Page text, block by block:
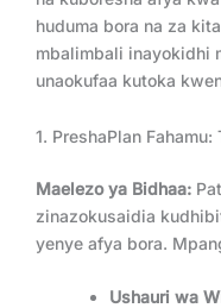
huduma bora na za
mbalimbali inayokidhi
unaokufaa kutoka
1. PreshaPlan
Maelezo ya Bidhaa:
zinazokusaidia
yenye afya bora.
Ushauri wa